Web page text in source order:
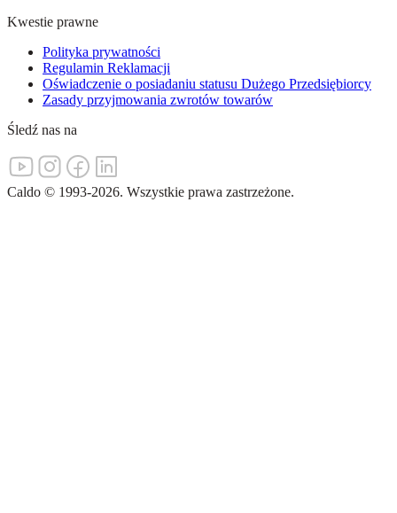
Kwestie prawne
Polityka prywatności
Regulamin Reklamacji
Oświadczenie o posiadaniu statusu Dużego Przedsiębiorcy
Zasady przyjmowania zwrotów towarów
Śledź nas na
Caldo © 1993-2026. Wszystkie prawa zastrzeżone.